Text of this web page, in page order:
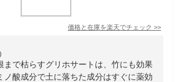
価格と在庫を楽天でチェック >>
まで枯らすグリホサートは、竹にも効果
ノ酸成分で土に落ちた成分はすぐに薬効